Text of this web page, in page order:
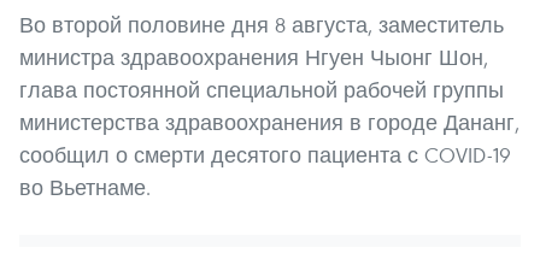
Во второй половине дня 8 августа, заместитель
министра здравоохранения Нгуен Чыонг Шон,
глава постоянной специальной рабочей группы
министерства здравоохранения в городе Дананг,
сообщил о смерти десятого пациента с COVID-19
во Вьетнаме.